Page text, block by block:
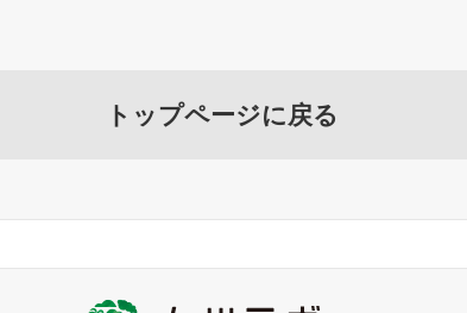
トップページに戻る